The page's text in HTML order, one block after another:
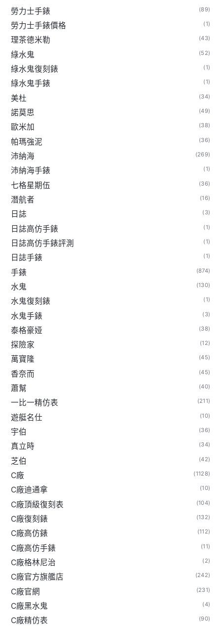
勞力士手錶
(89)
勞力士手錶價格 (1)
理茶德米勒 (43)
綠水鬼 (52)
綠水鬼復刻錶 (1)
綠水鬼手錶 (1)
美杜 (34)
諾莫思 (49)
歐米加 (38)
帕瑪強泥 (36)
沛納海 (269)
沛納海手錶 (1)
七格星期伍 (36)
潛航者 (16)
日誌 (3)
日誌高仿手錶 (1)
日誌高仿手錶評測 (1)
日誌手錶 (1)
手錶 (874)
水鬼 (130)
水鬼復刻錶 (1)
水鬼手錶 (3)
泰格豪娅 (38)
探險家 (12)
萬寶隆 (45)
香奈而 (45)
蕭幫 (40)
一比一精仿表 (211)
遊艇名仕 (10)
宇伯 (36)
真立時 (34)
芝伯 (42)
C廠 (1128)
C廠迪通拿 (10)
C廠頂級復刻表 (104)
C廠復刻錶 (132)
C廠高仿錶 (112)
C廠高仿手錶 (11)
C廠格林尼治 (2)
C廠官方旗艦店 (242)
C廠官網 (231)
C廠黑水鬼 (4)
C廠精仿表 (90)